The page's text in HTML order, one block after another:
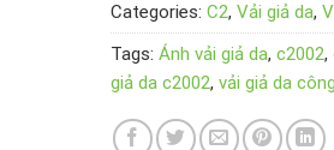
Categories: C2, Vải giả da,
Tags: Ánh vải giả da, c2002,
giả da c2002, vải giả da